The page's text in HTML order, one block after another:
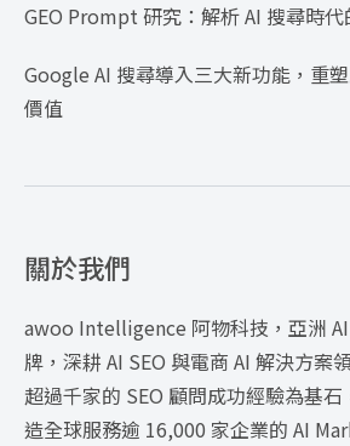
GEO Prompt 研究：解析 AI 搜尋時
Google AI 搜尋導入三大新功能，重
價值
關於我們
awoo Intelligence 阿物科技，亞洲
牌，深耕 AI SEO 與電商 AI 解決方案
超過千家的 SEO 顧問成功經驗為基
造全球服務逾 16,000 家企業的 AI